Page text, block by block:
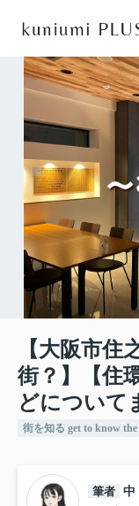
【大阪市住
街？】【住
どについて
街を知る get to know
筆者 中